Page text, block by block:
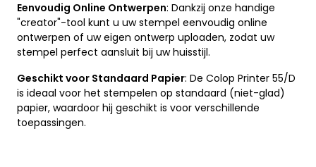
Eenvoudig Online Ontwerpen: Dankzij onze handige
"creator"-tool kunt u uw stempel eenvoudig online
ontwerpen of uw eigen ontwerp uploaden, zodat uw
stempel perfect aansluit bij uw huisstijl.
Geschikt voor Standaard Papier: De Colop Printer 55/D
is ideaal voor het stempelen op standaard (niet-glad)
papier, waardoor hij geschikt is voor verschillende
toepassingen.